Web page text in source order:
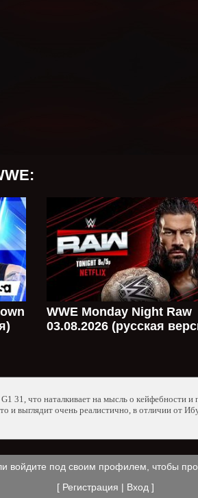
WWE Monday Night Raw
03.08.2026 (русская
31, что наталкивает на мысль о кейфебности и
и выглядит очень реалистично, в отличии от
войдите под своим профилем, чтобы
[ Регистрация Вход]